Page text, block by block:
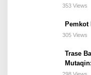
Bogor
353 Views
Pemkot
305 Views
Trase